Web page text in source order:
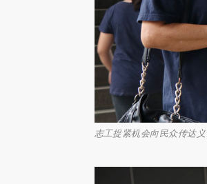
志工捉紧机会向民众传达